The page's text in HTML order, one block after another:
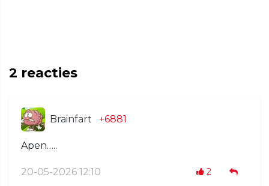
2 reacties
Brainfart +6881
Apen…..
20-05-2026 12:10 2